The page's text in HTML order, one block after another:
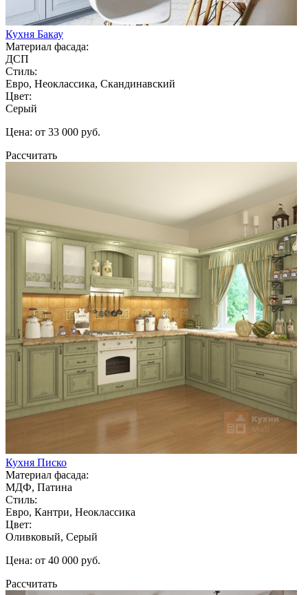
Кухня Бакау
Материал фасада:
ДСП
Стиль:
Евро, Неоклассика, Скандинавский
Цвет:
Серый
Цена: от 33 000 руб.
Рассчитать
Кухня Писко
Материал фасада:
МДФ, Патина
Стиль:
Евро, Кантри, Неоклассика
Цвет:
Оливковый, Серый
Цена: от 40 000 руб.
Рассчитать